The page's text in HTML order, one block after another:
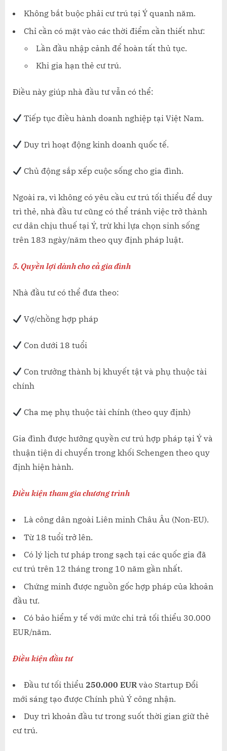
Không bắt buộc phải cư trú tại Ý quanh năm.
Chỉ cần có mặt vào các thời điểm cần thiết như:
Lần đầu nhập cảnh để hoàn tất thủ tục.
Khi gia hạn thẻ cư trú.
Điều này giúp nhà đầu tư vẫn có thể:
Tiếp tục điều hành doanh nghiệp tại Việt Nam.
Duy trì hoạt động kinh doanh quốc tế.
Chủ động sắp xếp cuộc sống cho gia đình.
Ngoài ra, vì không có yêu cầu cư trú tối thiểu để duy
trì thẻ, nhà đầu tư cũng có thể tránh việc trở thành
cư dân chịu thuế tại Ý, trừ khi lựa chọn sinh sống
trên 183 ngày/năm theo quy định pháp luật.
5. Quyền lợi dành cho cả gia đình
Nhà đầu tư có thể đưa theo:
Vợ/chồng hợp pháp
Con dưới 18 tuổi
Con trưởng thành bị khuyết tật và phụ thuộc tài
chính
Cha mẹ phụ thuộc tài chính (theo quy định)
Gia đình được hưởng quyền cư trú hợp pháp tại Ý và
thuận tiện di chuyển trong khối Schengen theo quy
định hiện hành.
Điều kiện tham gia chương trình
Là công dân ngoài Liên minh Châu Âu (Non-EU).
Từ 18 tuổi trở lên.
Có lý lịch tư pháp trong sạch tại các quốc gia đã
cư trú trên 12 tháng trong 10 năm gần nhất.
Chứng minh được nguồn gốc hợp pháp của khoản
đầu tư.
Có bảo hiểm y tế với mức chi trả tối thiểu 30.000
EUR/năm.
Điều kiện đầu tư
Đầu tư tối thiểu 250.000 EUR vào Startup Đổi
mới sáng tạo được Chính phủ Ý công nhận.
Duy trì khoản đầu tư trong suốt thời gian giữ thẻ
cư trú.